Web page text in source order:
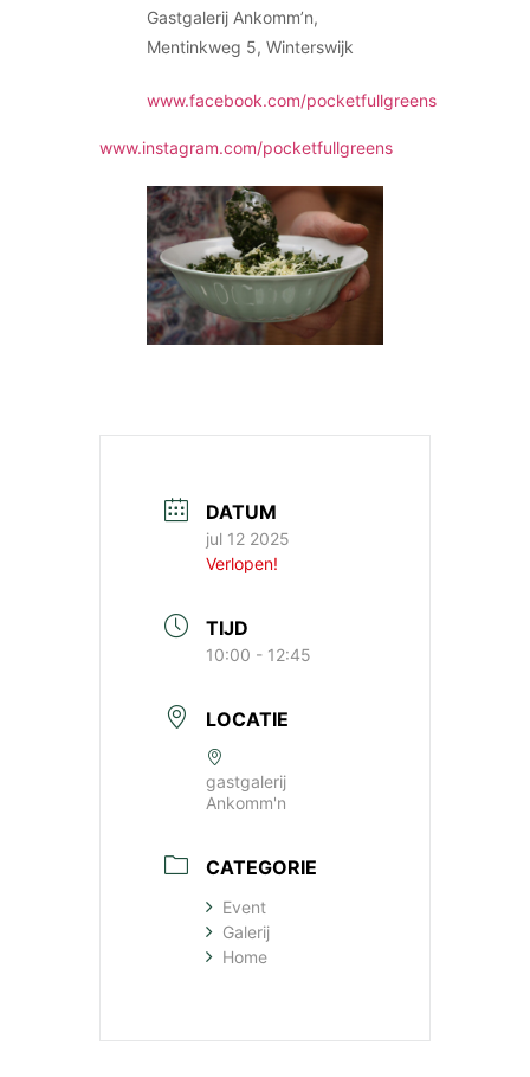
Gastgalerij Ankomm’n,
Mentinkweg 5, Winterswijk
www.facebook.com/pocketfullgreens
www.instagram.com/pocketfullgreens
DATUM
jul 12 2025
Verlopen!
TIJD
10:00 - 12:45
LOCATIE
gastgalerij
Ankomm'n
CATEGORIE
Event
Galerij
Home